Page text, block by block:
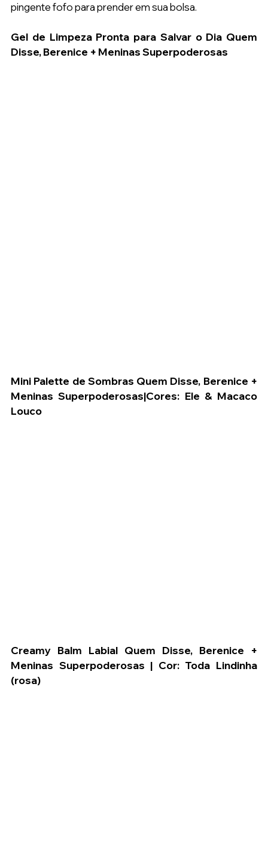
pingente fofo para prender em sua bolsa.
Gel de Limpeza Pronta para Salvar o Dia Quem
Disse, Berenice + Meninas Superpoderosas
Mini Palette de Sombras Quem Disse, Berenice +
Meninas Superpoderosas|Cores: Ele & Macaco
Louco
Creamy Balm Labial Quem Disse, Berenice +
Meninas Superpoderosas | Cor: Toda Lindinha
(rosa)